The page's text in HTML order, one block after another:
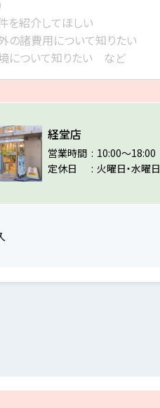
経堂店
営業時間
10:00～18:00
定休日
火曜日・水曜日